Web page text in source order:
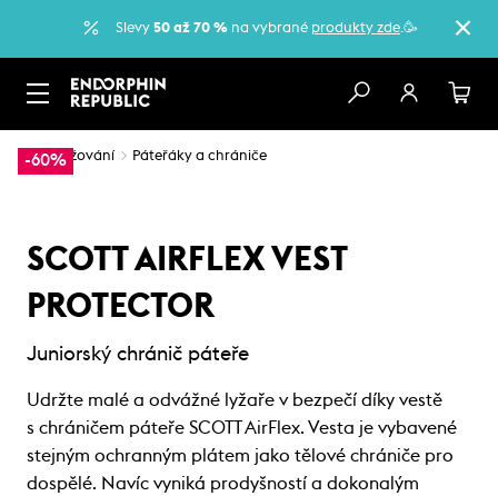
Slevy 50 až 70 % na vybrané produkty zde.🥳
-60%
… Lyžování Páteřáky a chrániče
SCOTT AIRFLEX VEST
PROTECTOR
Juniorský chránič páteře
Udržte malé a odvážné lyžaře v bezpečí díky vestě
s chráničem páteře SCOTT AirFlex. Vesta je vybavené
stejným ochranným plátem jako tělové chrániče pro
dospělé. Navíc vyniká prodyšností a dokonalým